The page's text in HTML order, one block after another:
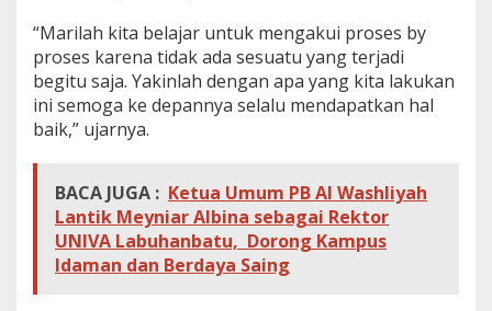
“Marilah kita belajar untuk mengakui proses by
proses karena tidak ada sesuatu yang terjadi
begitu saja. Yakinlah dengan apa yang kita lakukan
ini semoga ke depannya selalu mendapatkan hal
baik,” ujarnya.
BACA JUGA : Ketua Umum PB Al Washliyah
Lantik Meyniar Albina sebagai Rektor
UNIVA Labuhanbatu, Dorong Kampus
Idaman dan Berdaya Saing